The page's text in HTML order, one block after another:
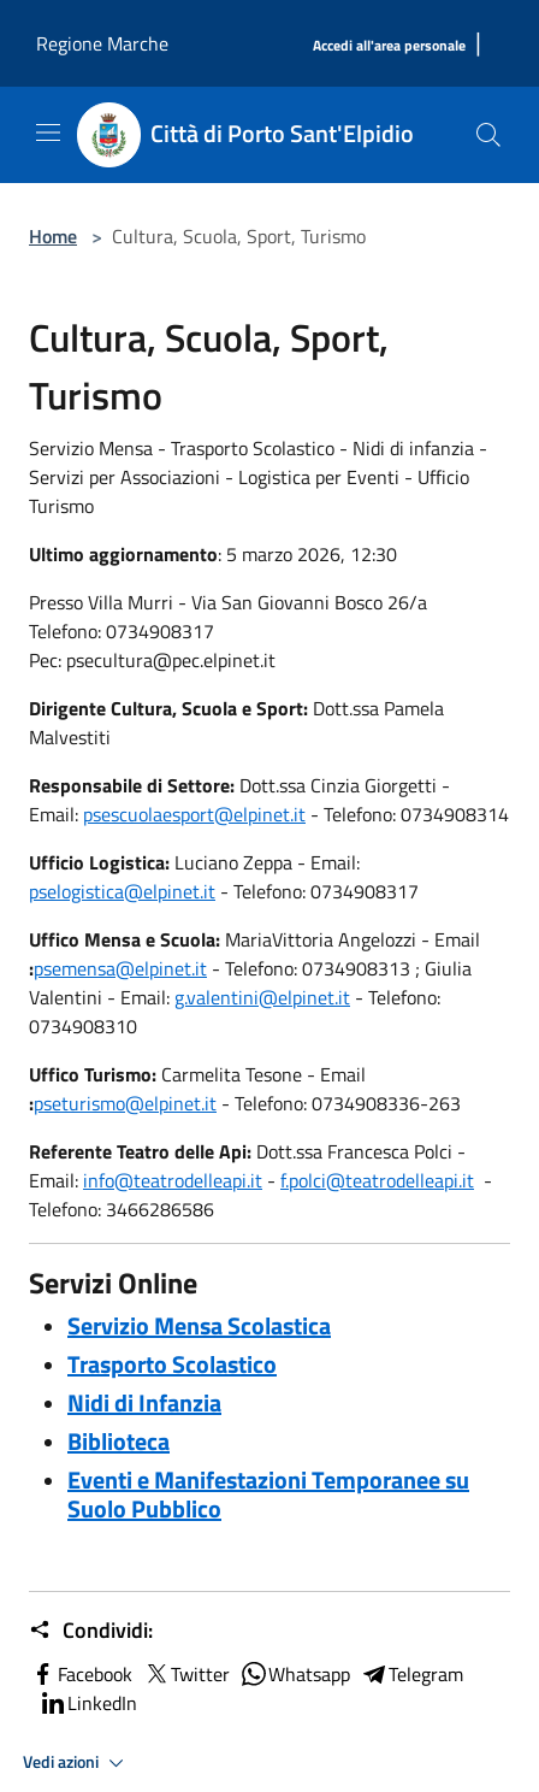
Regione Marche
Accedi all'area personale |
Città di Porto Sant'Elpidio
Home > Cultura, Scuola, Sport, Turismo
Cultura, Scuola, Sport,
Turismo
Servizio Mensa - Trasporto Scolastico - Nidi di infanzia -
Servizi per Associazioni - Logistica per Eventi - Ufficio
Turismo
Ultimo aggiornamento: 5 marzo 2026, 12:30
Presso Villa Murri - Via San Giovanni Bosco 26/a
Telefono: 0734908317
Pec: psecultura@pec.elpinet.it
Dirigente Cultura, Scuola e Sport: Dott.ssa Pamela
Malvestiti
Responsabile di Settore: Dott.ssa Cinzia Giorgetti -
Email: psescuolaesport@elpinet.it - Telefono: 0734908314
Ufficio Logistica: Luciano Zeppa - Email:
pselogistica@elpinet.it - Telefono: 0734908317
Uffico Mensa e Scuola: MariaVittoria Angelozzi - Email
:psemensa@elpinet.it - Telefono: 0734908313 ; Giulia
Valentini - Email: g.valentini@elpinet.it - Telefono:
0734908310
Uffico Turismo: Carmelita Tesone - Email
:pseturismo@elpinet.it - Telefono: 0734908336-263
Referente Teatro delle Api: Dott.ssa Francesca Polci -
Email: info@teatrodelleapi.it - f.polci@teatrodelleapi.it -
Telefono: 3466286586
Servizi Online
Servizio Mensa Scolastica
Trasporto Scolastico
Nidi di Infanzia
Biblioteca
Eventi e Manifestazioni Temporanee su
Suolo Pubblico
Condividi:
Facebook Twitter Whatsapp
Telegram
LinkedIn
Vedi azioni